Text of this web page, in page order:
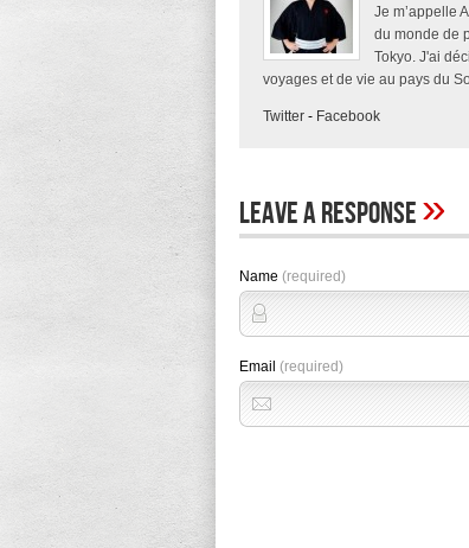
Je m’appelle
du monde de
Tokyo. J'ai
voyages et de vie au pays du
Twitter - Facebook
Leave A Response»
Name (required)
Email (required)